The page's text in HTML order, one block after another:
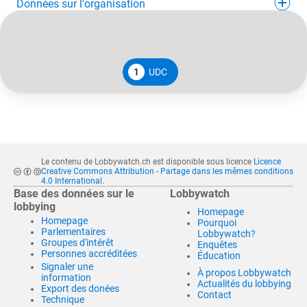
Données sur l'organisation
1 UDC
Le contenu de Lobbywatch.ch est disponible sous licence Licence
Creative Commons Attribution - Partage dans les mêmes conditions
4.0 International .
Base des données sur le
lobbying
Homepage
Parlementaires
Groupes d'intérêt
Personnes accréditées
Signaler une
information
Export des donées
Technique
Lobbywatch
Homepage
Pourquoi
Lobbywatch?
Enquêtes
Éducation
À propos Lobbywatch
Actualités du lobbying
Contact